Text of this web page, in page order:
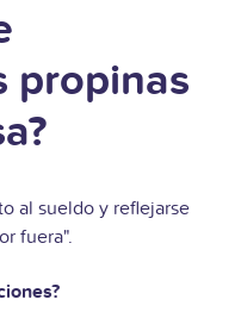
propinas
al sueldo y reflejarse
fuera".